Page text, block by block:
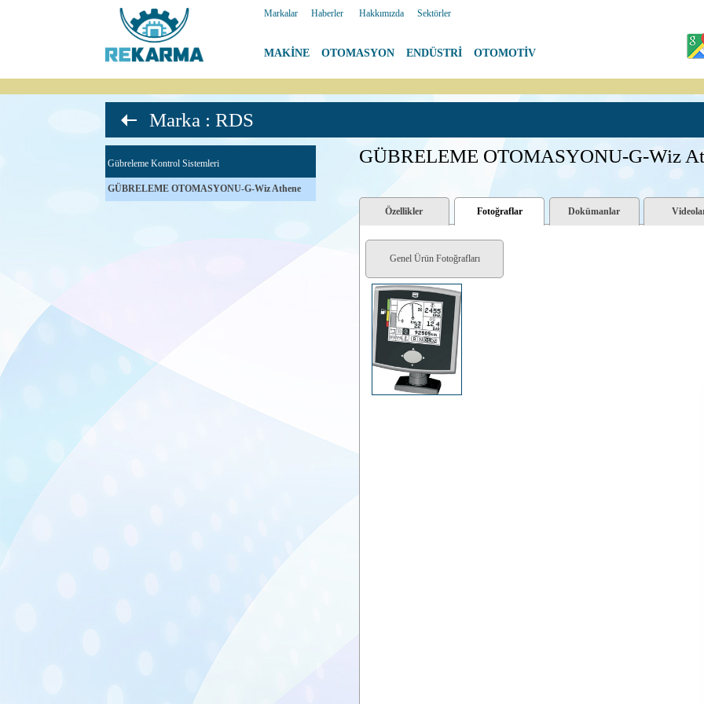
Markalar Haberler Hakkımızda Sektörler
MAKİNE OTOMASYON ENDÜSTRİ OTOMOTİV
Marka : RDS
Gübreleme Kontrol Sistemleri
GÜBRELEME OTOMASYONU-G-Wiz Athene
GÜBRELEME OTOMASYONU-G-Wiz
Özellikler Fotoğraflar Dokümanlar
Genel Ürün Fotoğrafları